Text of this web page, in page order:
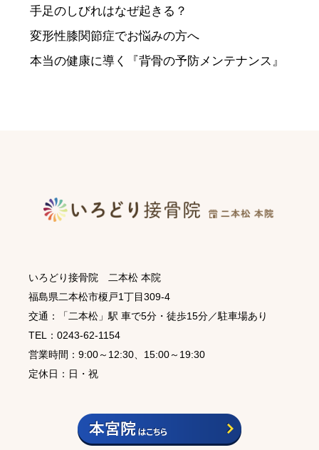
手足のしびれはなぜ起きる？
変形性膝関節症でお悩みの方へ
本当の健康に導く『背骨の予防メンテナンス』
いろどり接骨院 二本松 本院
福島県二本松市榎戸1丁目309-4
交通：「二本松」駅 車で5分・徒歩15分／駐車場あり
TEL：0243-62-1154
営業時間：9:00～12:30、15:00～19:30
定休日：日・祝